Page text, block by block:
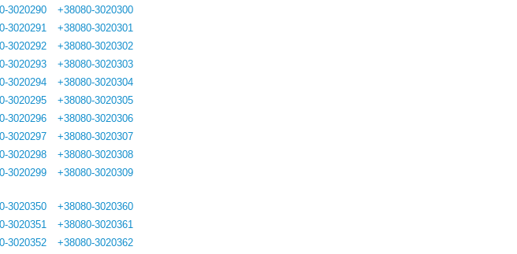
3020290
3020291
3020292
3020293
3020294
3020295
3020296
3020297
3020298
3020299
+38080-3020300
+38080-3020301
+38080-3020302
+38080-3020303
+38080-3020304
+38080-3020305
+38080-3020306
+38080-3020307
+38080-3020308
+38080-3020309
3020350
3020351
3020352
+38080-3020360
+38080-3020361
+38080-3020362